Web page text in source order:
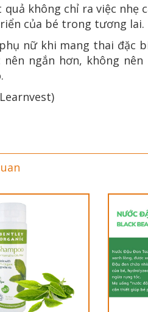
quả không chỉ ra việc nhẹ
của bé trong tương lai.
nữ khi mang thai
nên ngắn hơn, không